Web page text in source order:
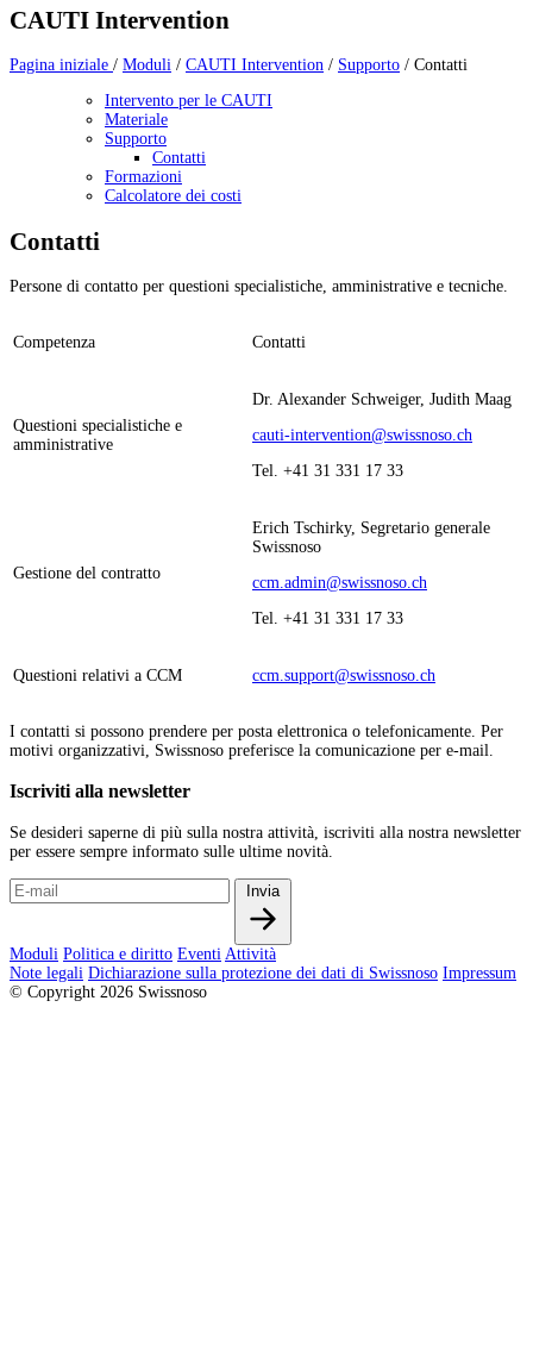
CAUTI Intervention
Pagina iniziale / Moduli / CAUTI Intervention / Supporto / Contatti
Intervento per le CAUTI
Materiale
Supporto
Contatti
Formazioni
Calcolatore dei costi
Contatti
Persone di contatto per questioni specialistiche, amministrative e tecniche.
Competenza Contatti
Questioni specialistiche e
amministrative
Dr. Alexander Schweiger, Judith Maag
cauti-intervention@swissnoso.ch
Tel. +41 31 331 17 33
Gestione del contratto
Erich Tschirky, Segretario generale
Swissnoso
ccm.admin@swissnoso.ch
Tel. +41 31 331 17 33
Questioni relativi a CCM ccm.support@swissnoso.ch
I contatti si possono prendere per posta elettronica o telefonicamente. Per
motivi organizzativi, Swissnoso preferisce la comunicazione per e-mail.
Iscriviti alla newsletter
Se desideri saperne di più sulla nostra attività, iscriviti alla nostra newsletter
per essere sempre informato sulle ultime novità.
Invia
Moduli Politica e diritto Eventi Attività
Note legali Dichiarazione sulla protezione dei dati di Swissnoso Impressum
© Copyright 2026 Swissnoso